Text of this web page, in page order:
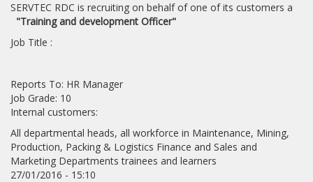
SERVTEC RDC is recruiting on behalf of one of its customers a
"Training and development Officer"
Job Title :
Reports To: HR Manager
Job Grade: 10
Internal customers:
All departmental heads, all workforce in Maintenance, Mining,
Production, Packing & Logistics Finance and Sales and
Marketing Departments trainees and learners
27/01/2016 - 15:10